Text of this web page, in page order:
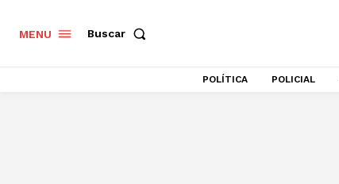
MENU Buscar
POLÍTICA POLICIAL